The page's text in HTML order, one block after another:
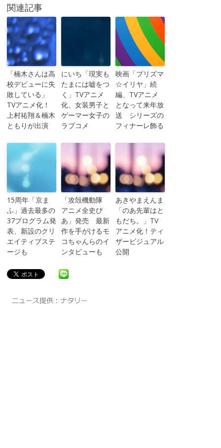
関連記事
「楠木さんは高
校デビューに失
敗している」
TVアニメ化！
上村祐翔＆楠木
ともりが出演
にいち「現実も
たまには嘘をつ
く」TVアニメ
化、女装男子と
ゲーマー女子の
ラブコメ
映画「プリズマ
☆イリヤ」続
編、TVアニメ
となって来年放
送 シリーズの
フィナーレ飾る
15周年「京ま
ふ」過去最多の
37プログラム発
表、新設のクリ
エイティブステ
ージも
「攻殻機動隊
アニメ全史ぴ
あ」発売 最新
作を手がけるモ
コちゃんらのイ
ンタビューも
あきやまえんま
「のあ先輩はと
もだち。」TV
アニメ化！ティ
ザービジュアル
公開